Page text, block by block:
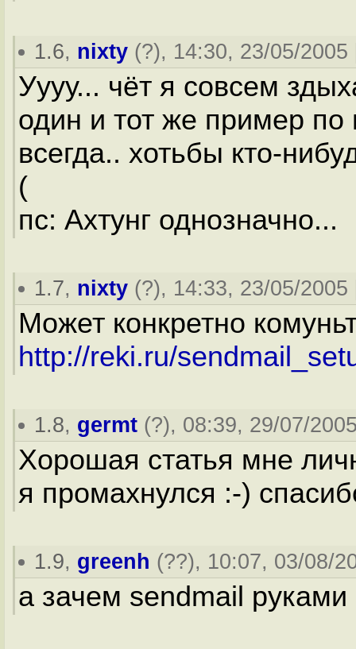
1.6, nixty (?), 14:30, 23/05/2005
Уууу... чёт я совсем
один и тот же пример по
всегда.. хотьбы кто-
(
пс: Ахтунг однозначно...
1.7, nixty (?), 14:33, 23/05/2005
Может конкретно
http://reki.ru/
1.8, germt (?), 08:39, 29/07/
Хорошая статья мне
я промахнулся :-)
1.9, greenh (??), 10:07, 03/08/
а зачем sendmail